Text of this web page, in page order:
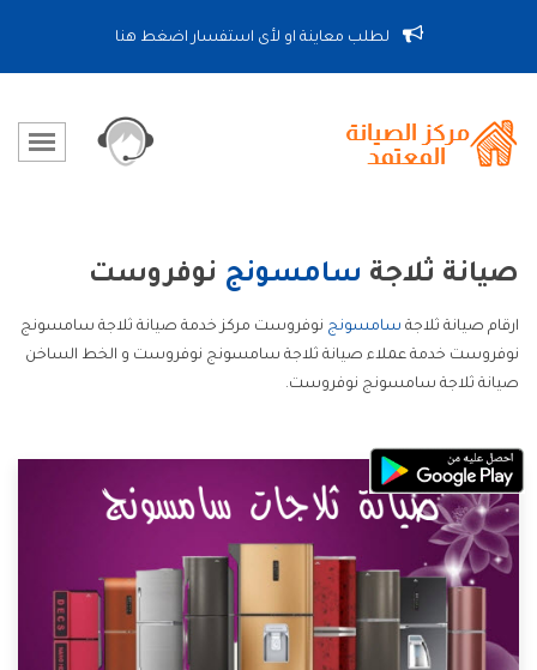
لطلب معاينة او لأى استفسار اضغط هنا
صيانة ثلاجة سامسونج نوفروست
ارقام صيانة ثلاجة سامسونج نوفروست مركز خدمة صيانة ثلاجة سامسونج
نوفروست خدمة عملاء صيانة ثلاجة سامسونج نوفروست و الخط الساخن
صيانة ثلاجة سامسونج نوفروست.